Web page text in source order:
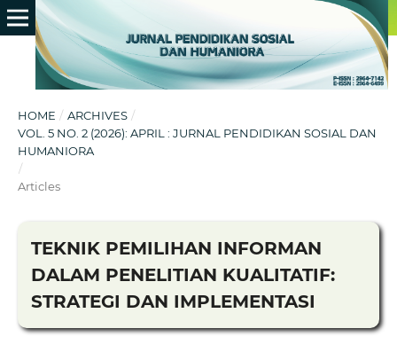
HOME / ARCHIVES /
VOL. 5 NO. 2 (2026): APRIL : JURNAL PENDIDIKAN SOSIAL DAN
HUMANIORA
/
Articles
TEKNIK PEMILIHAN INFORMAN
DALAM PENELITIAN KUALITATIF:
STRATEGI DAN IMPLEMENTASI